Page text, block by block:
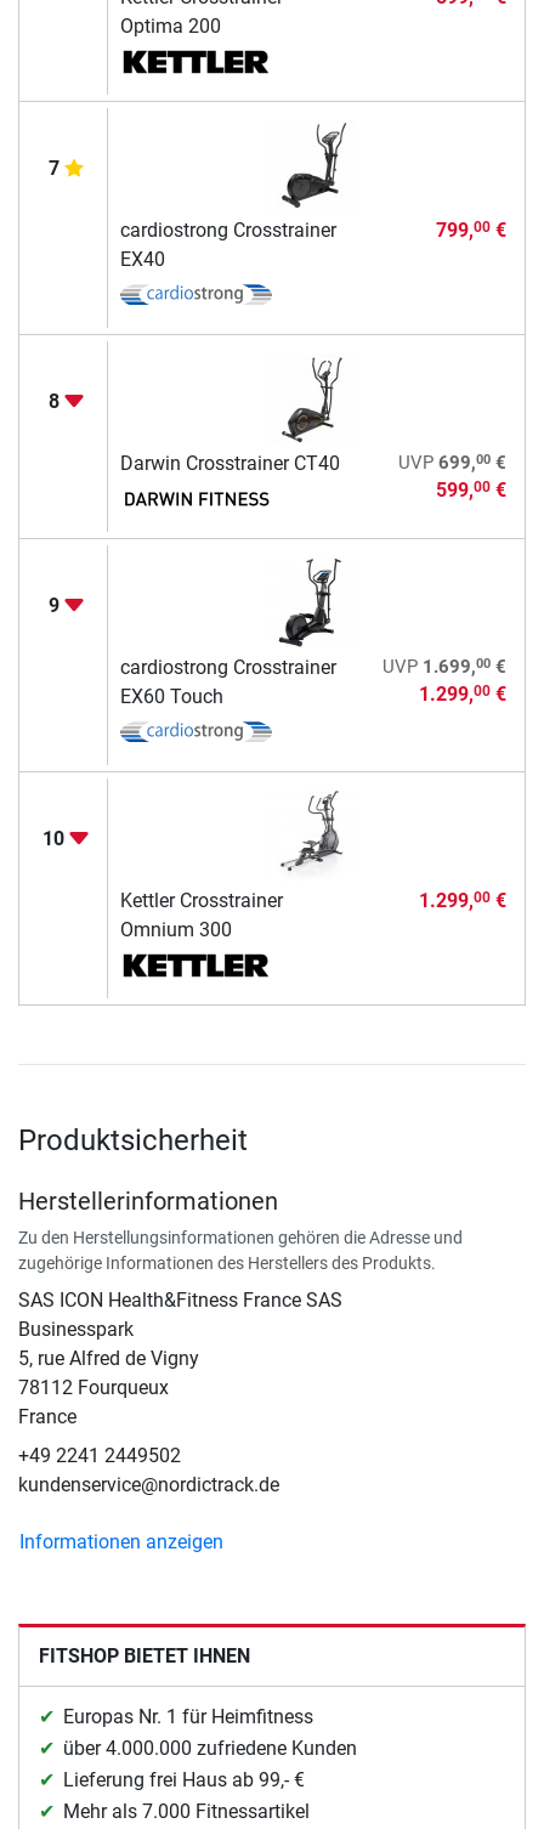
Optima 200
7
cardiostrong Crosstrainer
EX40
799,00€
8
Darwin Crosstrainer CT40 UVP 699,00€
599,00€
9
cardiostrong Crosstrainer
EX60 Touch
UVP 1.699,00€
1.299,00€
10
Kettler Crosstrainer
Omnium 300
1.299,00€
Produktsicherheit
Herstellerinformationen
Zu den Herstellungsinformationen gehören die Adresse und
zugehörige Informationen des Herstellers des Produkts.
SAS ICON Health&Fitness France SAS
Businesspark
5, rue Alfred de Vigny
78112 Fourqueux
France
+49 2241 2449502
kundenservice@nordictrack.de
Informationen anzeigen
FITSHOP BIETET IHNEN
Europas Nr. 1 für Heimfitness
über 4.000.000 zufriedene Kunden
Lieferung frei Haus ab 99,- €
Mehr als 7.000 Fitnessartikel